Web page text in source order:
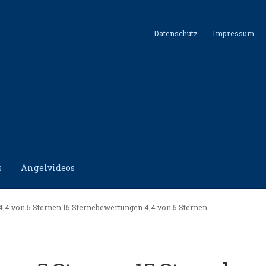
Datenschutz Impressum
Angelvideos
Impressum Kontakt Shop
von 5 Sternen 15 Sternebewertungen 4,4 von 5 Sternen